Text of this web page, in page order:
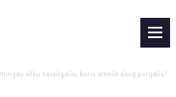
vilkų savaitgaliu, kuris atnešė daug pergalių!